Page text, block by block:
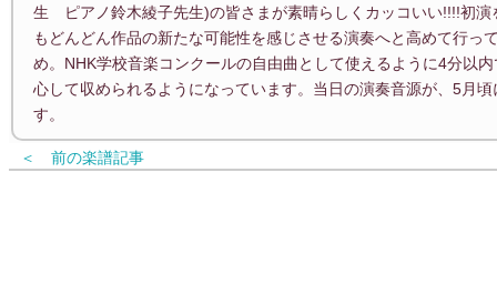
生 ピアノ鈴木綾子先生)の皆さまが素晴らしくカッコいい!!!!初
もどんどん作品の新たな可能性を感じさせる演奏へと高めて行
め。NHK学校音楽コンクールの自由曲として使えるように4分以
心して収められるようになっています。当日の演奏音源が、5月
す。
＜ 前の楽譜記事